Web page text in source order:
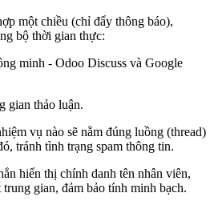
một chiều (chỉ đẩy thông báo),
bộ thời gian thực:
minh - Odoo Discuss và Google
gian thảo luận.
vụ nào sẽ nằm đúng luồng (thread)
tránh tình trạng spam thông tin.
hiển thị chính danh tên nhân viên,
gian, đảm bảo tính minh bạch.